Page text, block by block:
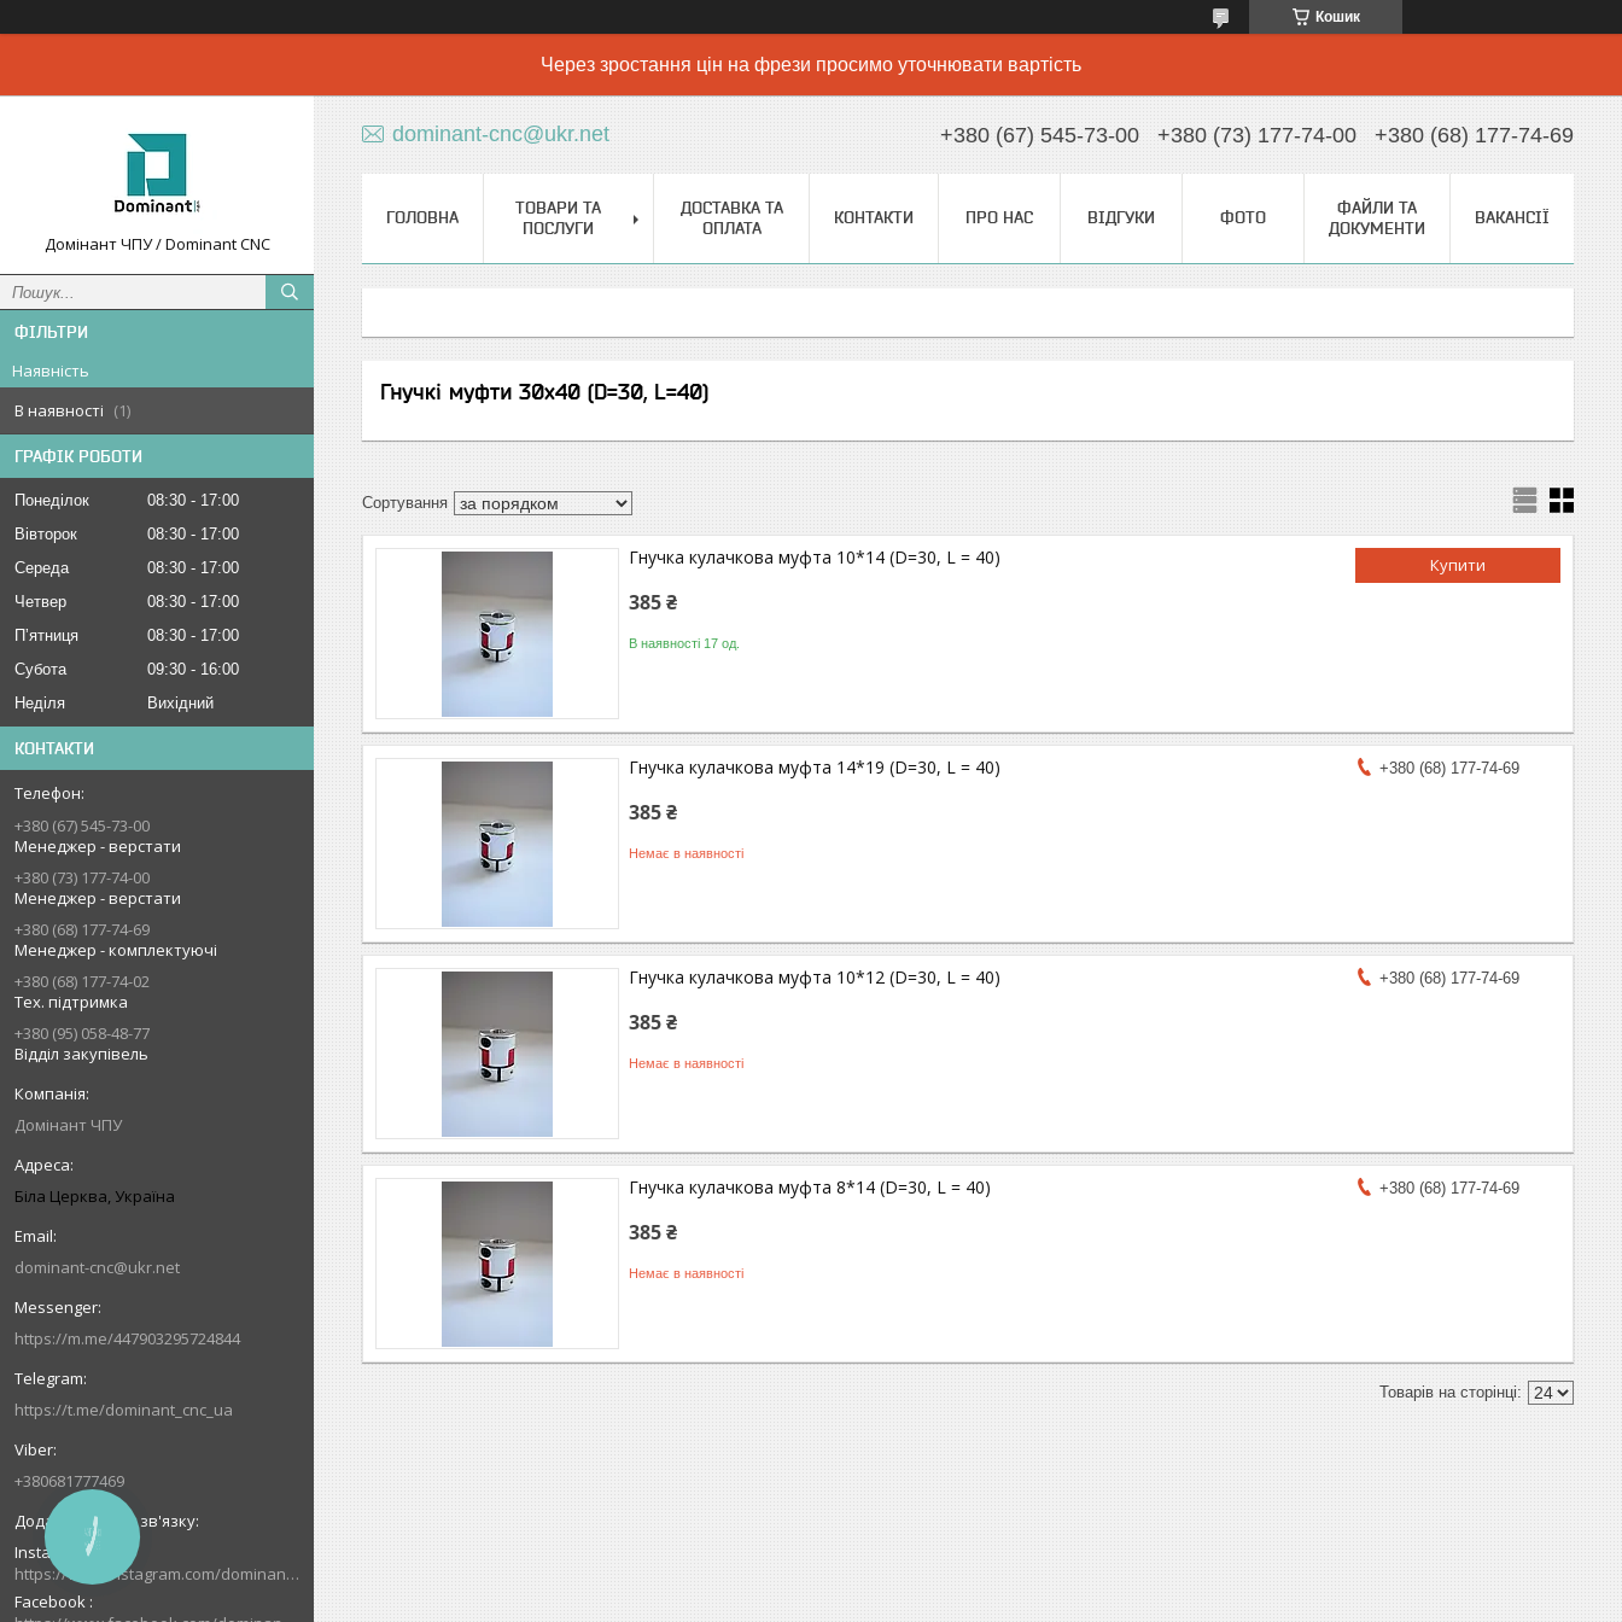
Кошик
Через зростання цін на фрези просимо уточнювати вартість
Домінант ЧПУ / Dominant CNC
ФІЛЬТРИ
Наявність
В наявності
1
ГРАФІК РОБОТИ
Понеділок 08:30
17:00
Вівторок
08:30
17:00
Середа
08:30
17:00
Четвер
08:30
17:00
Пʼятниця
08:30
17:00
Субота
09:30
16:00
Неділя
Вихідний
КОНТАКТИ
+380 (67) 545-73-00
Менеджер - верстати
+380 (73) 177-74-00
Менеджер - верстати
+380 (68) 177-74-69
Менеджер - комплектуючі
+380 (68) 177-74-02
Тех. підтримка
+380 (95) 058-48-77
Відділ закупівель
Домінант ЧПУ
Біла Церква, Україна
dominant-cnc@ukr.net
https://m.me/447903295724844
https://t.me/dominant_cnc_ua
+380681777469
Instagram
https://www.instagram.com/dominant_cnc
Facebook
dominant-cnc@ukr.net +380 (67) 545-73-00 +380 (73) 177-74-00 +380 (68) 177-74-69
ГОЛОВНА
ТОВАРИ ТА
ПОСЛУГИ
ДОСТАВКА ТА
ОПЛАТА
КОНТАКТИ ПРО НАС ВІДГУКИ ФОТО
ФАЙЛИ ТА
ДОКУМЕНТИ
ВАКАНСІЇ
Гнучкі муфти 30х40 (D=30, L=40)
Купити
Гнучка кулачкова муфта 10*14 (D=30, L = 40)
385 ₴
В наявності 17 од.
+380 (68) 177-74-69
Гнучка кулачкова муфта 14*19 (D=30, L = 40)
385 ₴
Немає в наявності
+380 (68) 177-74-69
Гнучка кулачкова муфта 10*12 (D=30, L = 40)
385 ₴
Немає в наявності
+380 (68) 177-74-69
Гнучка кулачкова муфта 8*14 (D=30, L = 40)
385 ₴
Немає в наявності
КНОПКА
ЗВ'ЯЗКУ